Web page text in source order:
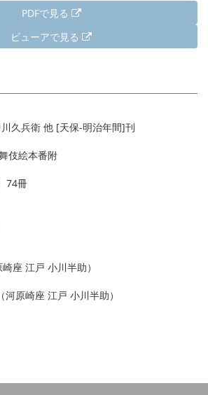
PDFで見る
ビューアで見る
久兵衛 他 [天保-明治年間]刊
伎絵本番附
74冊
座 江戸 小川半助）
原崎座 江戸 小川半助）